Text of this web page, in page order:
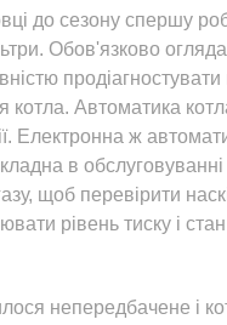
до сезону спершу
Обов'язково
продіагностувати
котла. Автоматика
Електронна ж
в
щоб перевірити
рівень тиску і
непередбачене і